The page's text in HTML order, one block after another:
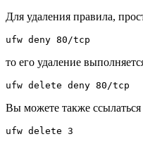
Для удаления правила,
ufw deny 80/tcp
то его удаление
ufw delete deny 80/tcp
Вы можете также
ufw delete 3